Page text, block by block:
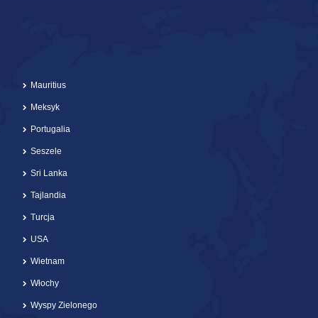
Mauritius
Meksyk
Portugalia
Seszele
Sri Lanka
Tajlandia
Turcja
USA
Wietnam
Włochy
Wyspy Zielonego